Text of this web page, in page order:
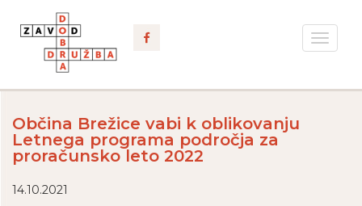
Toggle
Občina Brežice vabi k oblikovanju
Letnega programa področja za
proračunsko leto 2022
14.10.2021